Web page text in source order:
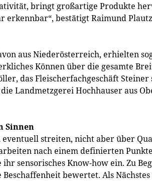
bringt großartige Produkte
erkennbar“, bestätigt Raimund
aus Niederösterreich, erhielten
Können über die gesamte
das Fleischerfachgeschäft
Landmetzgerei Hochhauser aus
Sinnen
eventuell streiten, nicht aber über
nach einem definierten
sensorisches Know-how ein. Zu
bewertet. Als